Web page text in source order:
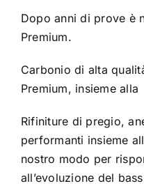
Dopo anni di prove è
Premium.
Carbonio di alta
Premium, insieme
Rifiniture di pregio,
performanti insieme
nostro modo per
all’evoluzione del